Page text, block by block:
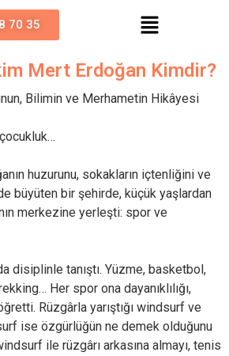
70 35
Mert Erdoğan Kimdir?
Bilimin ve Merhametin Hikâyesi
huzurunu, sokakların içtenliğini ve
büyüten bir şehirde, küçük yaşlardan
merkezine yerleşti: spor ve
disiplinle tanıştı. Yüzme, basketbol,
Her spor ona dayanıklılığı,
Rüzgârla yarıştığı windsurf ve
ise özgürlüğün ne demek olduğunu
ile rüzgârı arkasına almayı, tenis